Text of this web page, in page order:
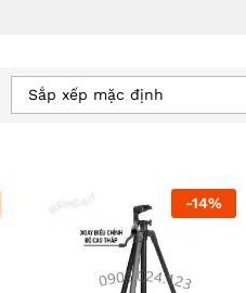
Sắp xếp mặc định
-14%